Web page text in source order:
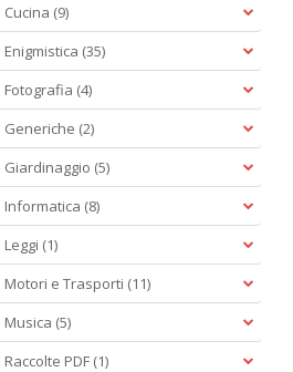
Cucina (9)
Enigmistica (35)
Fotografia (4)
Generiche (2)
Giardinaggio (5)
Informatica (8)
Leggi (1)
Motori e Trasporti (11)
Musica (5)
Raccolte PDF (1)